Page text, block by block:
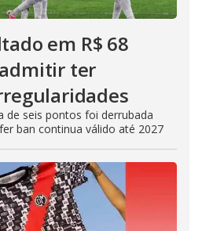
em R$ 68
ter
de seis pontos foi derrubada
ban continua válido até 2027